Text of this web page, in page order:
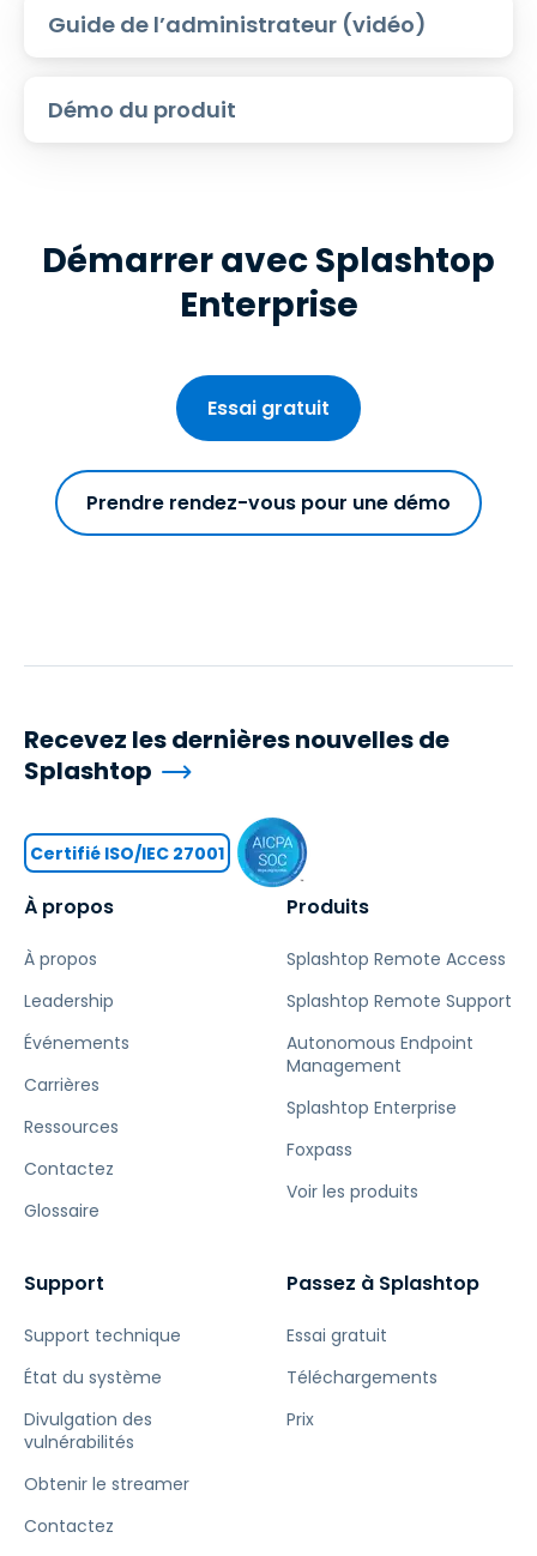
Guide de l’administrateur (vidéo)
Démo du produit
Démarrer avec Splashtop
Enterprise
Essai gratuit
Prendre rendez-vous pour une démo
À propos
À propos
Leadership
Événements
Carrières
Ressources
Contactez
Glossaire
Produits
Splashtop Remote Access
Splashtop Remote Support
Autonomous Endpoint
Management
Splashtop Enterprise
Foxpass
Voir les produits
Support
Support technique
État du système
Divulgation des
vulnérabilités
Obtenir le streamer
Contactez
Passez à Splashtop
Essai gratuit
Téléchargements
Prix
Recevez les dernières nouvelles de
Splashtop
Certifié ISO/IEC 27001